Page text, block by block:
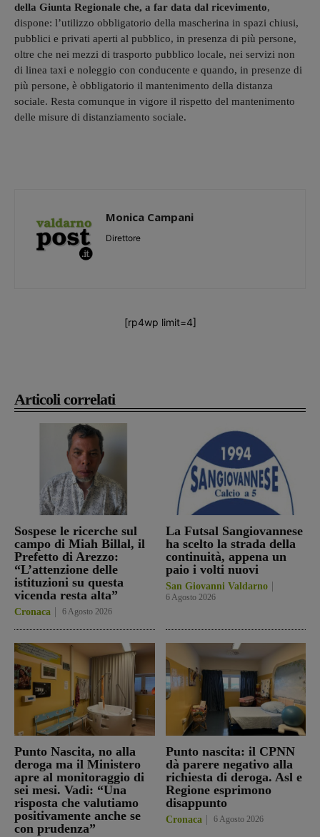
Articoli correlati
Sospese le ricerche sul
campo di Miah Billal, il
Prefetto di Arezzo:
“L’attenzione delle
istituzioni su questa
vicenda resta alta”
Cronaca 6 Agosto 2026
La Futsal Sangiovannese
ha scelto la strada della
continuità, appena un
paio i volti nuovi
San Giovanni Valdarno
6 Agosto 2026
Punto Nascita, no alla
deroga ma il Ministero
apre al monitoraggio di
sei mesi. Vadi: “Una
risposta che valutiamo
positivamente anche se
con prudenza”
Punto nascita: il CPNN
dà parere negativo alla
richiesta di deroga. Asl e
Regione esprimono
disappunto
Cronaca 6 Agosto 2026
della Giunta Regionale che, a far data dal ricevimento,
dispone: l’utilizzo obbligatorio della mascherina in spazi chiusi,
pubblici e privati aperti al pubblico, in presenza di più persone,
oltre che nei mezzi di trasporto pubblico locale, nei servizi non
di linea taxi e noleggio con conducente e quando, in presenze di
più persone, è obbligatorio il mantenimento della distanza
sociale. Resta comunque in vigore il rispetto del mantenimento
delle misure di distanziamento sociale.
Monica Campani
Direttore
[rp4wp limit=4]